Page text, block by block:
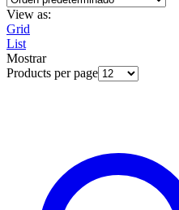
View as:
Grid
List
Mostrar
Products per page